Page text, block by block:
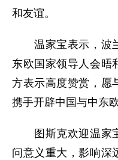
和友谊。
温家宝表示，波兰
东欧国家领导人会晤
方表示高度赞赏，愿
携手开辟中国与中东
图斯克欢迎温家宝
问意义重大，影响深